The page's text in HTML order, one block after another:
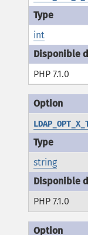
int
PHP 7.1.0
string
PHP 7.1.0